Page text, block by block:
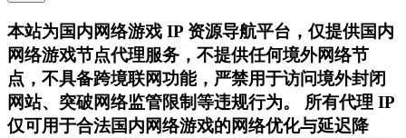
本站为国内网络游戏 IP 资源导航平台，仅提供国内
网络游戏节点代理服务，不提供任何境外网络节
点，不具备跨境联网功能，严禁用于访问境外封闭
网站、突破网络监管限制等违规行为。 所有代理 IP
仅可用于合法国内网络游戏的网络优化与延迟降